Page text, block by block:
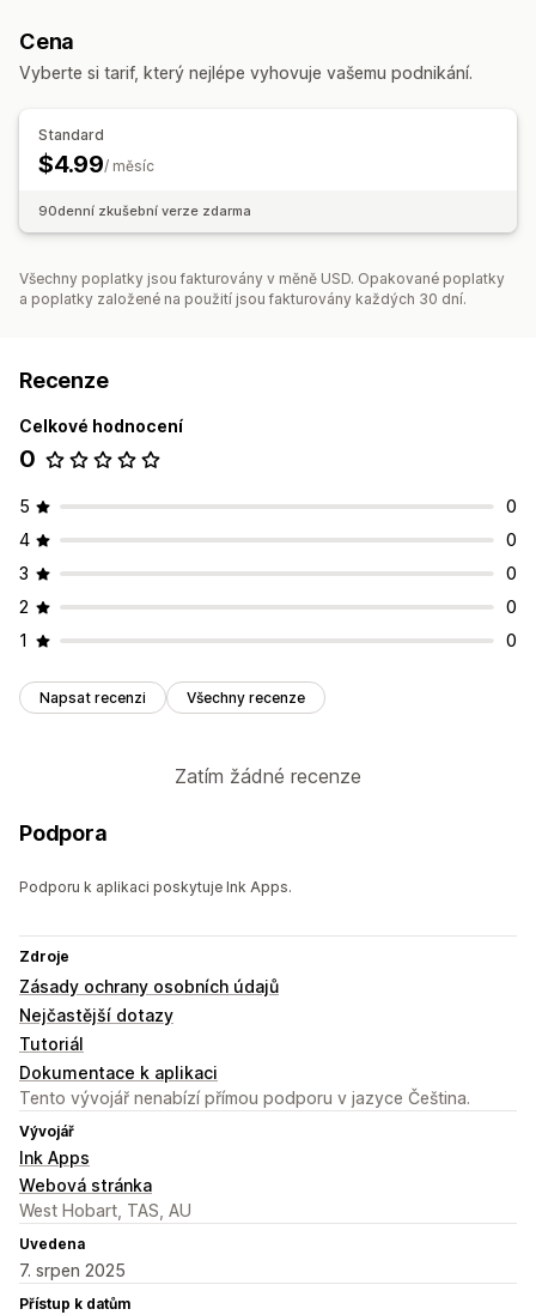
Cena
Vyberte si tarif, který nejlépe vyhovuje vašemu podnikání.
Standard
$4.99/ měsíc
90denní zkušební verze zdarma
Všechny poplatky jsou fakturovány v měně USD. Opakované poplatky
a poplatky založené na použití jsou fakturovány každých 30 dní.
Recenze
Celkové hodnocení
0
5
0
4
0
3
0
2
0
1
0
Napsat recenzi Všechny recenze
Zatím žádné recenze
Podpora
Podporu k aplikaci poskytuje Ink Apps.
Zdroje
Zásady ochrany osobních údajů
Nejčastější dotazy
Tutoriál
Dokumentace k aplikaci
Tento vývojář nenabízí přímou podporu v jazyce Čeština.
Vývojář
Ink Apps
Webová stránka
West Hobart, TAS, AU
Uvedena
7. srpen 2025
Přístup k datům